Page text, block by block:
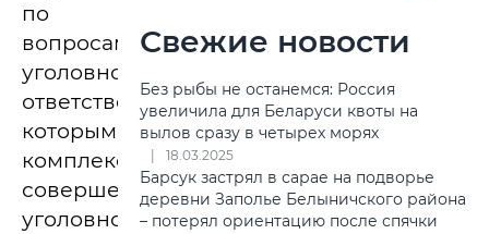
по
вопросам
уголовной
ответственности»,
которым
комплексно
совершенствуется
уголовное
Свежие новости
Без рыбы не останемся: Россия
увеличила для Беларуси квоты на
вылов сразу в четырех морях
18.03.2025
Барсук застрял в сарае на подворье
деревни Заполье Белыничского района
– потерял ориентацию после спячки